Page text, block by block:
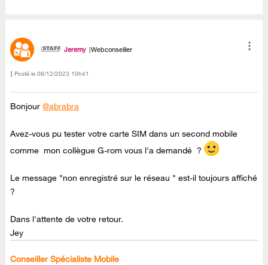
Jeremy Webconseiller
Posté le ‎08/12/2023 10h41
Bonjour@abrabra
Avez-vous pu tester votre carte SIM dans un second mobile
comme mon collègue G-rom vous l'a demandé ?
Le message "non enregistré sur le réseau " est-il toujours affiché
?
Dans l'attente de votre retour.
Jey
Conseiller Spécialiste Mobile